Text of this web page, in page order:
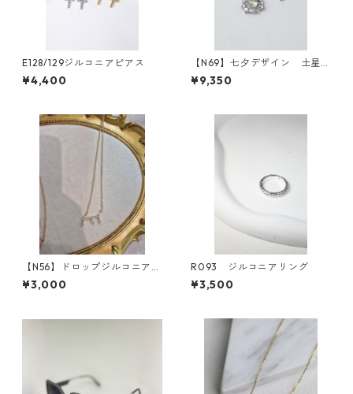
E128/129ジルコニアピアス
¥4,400
【N69】七夕デザイン 土星モ
チーフリースデザインネック
レス
¥9,350
【N56】ドロップジルコニアネ
ックレス
¥3,000
R093 ジルコニアリング
¥3,500